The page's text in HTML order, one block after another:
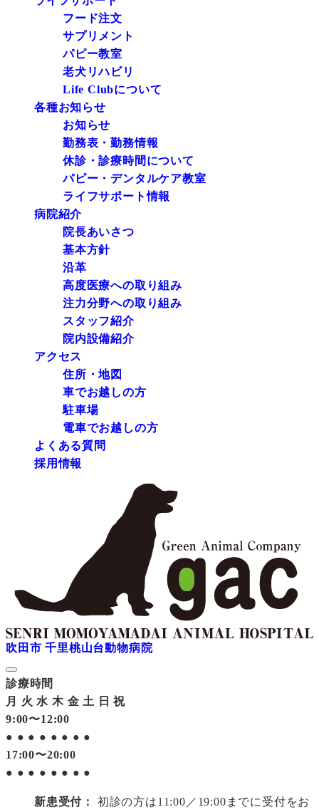
フード注文
サプリメント
パピー教室
老犬リハビリ
Life Clubについて
各種お知らせ
お知らせ
勤務表・勤務情報
休診・診療時間について
パピー・デンタルケア教室
ライフサポート情報
病院紹介
院長あいさつ
基本方針
沿革
高度医療への取り組み
注力分野への取り組み
スタッフ紹介
院内設備紹介
アクセス
住所・地図
車でお越しの方
駐車場
電車でお越しの方
よくある質問
採用情報
吹田市 千里桃山台動物病院
診療時間
月
火 水 木 金 土 日 祝
9:00〜12:00
● ● ● ● ● ● ● ●
17:00〜20:00
● ● ● ● ● ● ● ●
新患受付：
初診の方は11:00／19:00までに受付をお